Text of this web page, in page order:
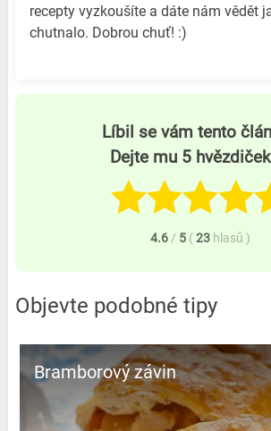
recepty vyzkoušíte a dáte nám vědět
chutnalo. Dobrou chuť! :)
Líbil se vám tento
Dejte mu 5
4.6 / 5 (23 hlasů )
Objevte podobné tipy
Bramborový závin